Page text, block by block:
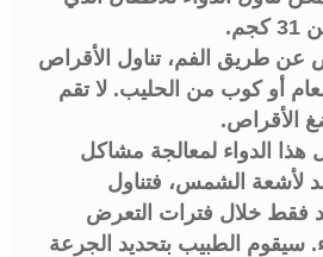
عن طريق الفم، تناول الأقراص
أو كوب من الحليب. لا تقم
الأقراص.
هذا الدواء لمعالجة مشاكل
لأشعة الشمس، فتناول
فقط خلال فترات التعرض
سيقوم الطبيب بتحديد الجرعة